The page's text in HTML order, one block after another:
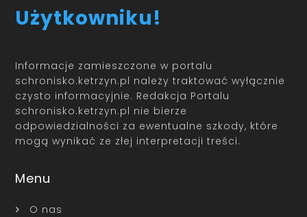
Użytkowniku!
Informacje zamieszczone w portalu
schronisko.ketrzyn.pl należy traktować wyłącznie
czysto informacyjnie. Redakcja Portalu
schronisko.ketrzyn.pl nie bierze
odpowiedzialności za ewentualne szkody, które
mogą wynikać ze złej interpretacji treści.
Menu
O nas